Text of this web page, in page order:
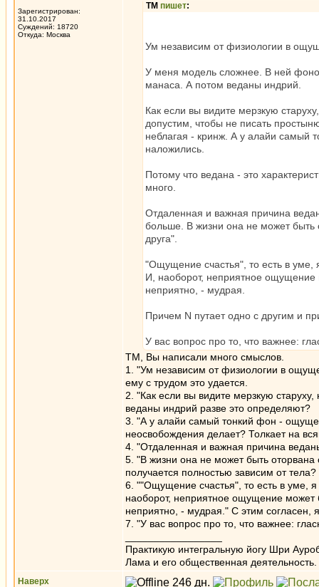
Зарегистрирован:
31.10.2017
Суждений: 18720
Откуда: Москва
ТМ пишет:
Ум независим от физиологии в
У меня модель сложнее. В ней
манаса. А потом веданы индрий.
Как если вы видите мерзкую
допустим, чтобы не писать
неблагая - кринж. А у алайи самый
наложились.
Потому что ведана - это
много.
Отдаленная и важная причина
больше. В жизни она не может быть
друга".
"Ощущение счастья", то есть в уме,
И, наоборот, неприятное ощущение
неприятно, - мудрая.
Причем N путает одно с другим и
У вас вопрос про то, что важнее:
ТМ, Вы написали много смыслов.
1. "Ум независим от физиологии в
ему с трудом это удается.
2. "Как если вы видите мерзкую
веданы индрий разве это определяют?
3. "А у алайи самый тонкий фон -
неосвобождения делает? Толкает на
4. "Отдаленная и важная причина
5. "В жизни она не может быть
получается полностью зависим от тела?
6. ""Ощущение счастья", то есть в уме,
наоборот, неприятное ощущение может
неприятно, - мудрая." С этим
7. "У вас вопрос про то, что важнее:
Практикую интегральную йогу Шри
Лама и его общественная деятельность.
Наверх